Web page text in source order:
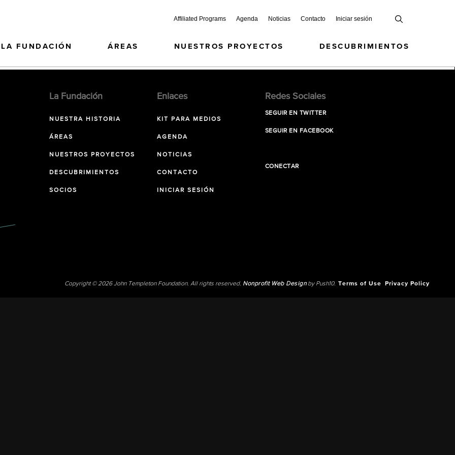
Affiliated Programs Agenda Noticias Contacto Iniciar sesión
LA FUNDACIÓN ÁREAS NUESTROS PROYECTOS DESCUBRIMIENTOS
La Fundación
NUESTRA HISTORIA
ÁREAS
NUESTROS PROYECTOS
DESCUBRIMIENTOS
SOCIOS
Enlaces
KIT PARA MEDIOS
AGENDA
NOTICIAS
CONTACTO
INICIAR SESIÓN
Redes Sociales
SEGUIR EN TWITTER
SEGUIR EN FACEBOOK
CONECTAR
Copyright © 2026 John Templeton Foundation. All rights reserved. Nonprofit Web Designby Push10. Terms of Use Privacy Policy